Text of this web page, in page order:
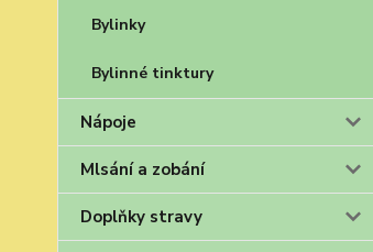
Bylinky
Bylinné tinktury
Nápoje
Mlsání a zobání
Doplňky stravy